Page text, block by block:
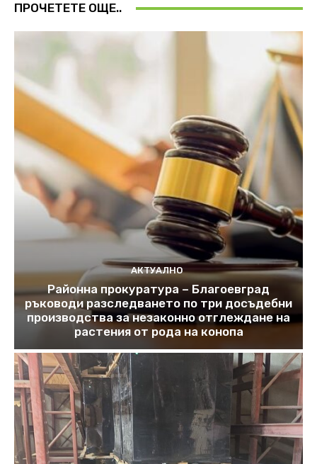
ПРОЧЕТЕТЕ ОЩЕ..
АКТУАЛНО
Районна прокуратура – Благоевград
ръководи разследването по три досъдебни
производства за незаконно отглеждане на
растения от рода на конопа